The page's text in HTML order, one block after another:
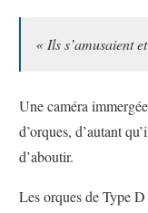
« Ils s’amusaient
Une caméra
d’orques, d’autant
d’aboutir.
Les orques de Type